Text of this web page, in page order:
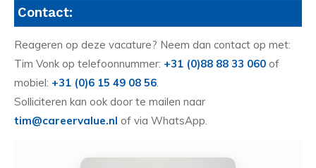
Contact:
Reageren op deze vacature? Neem dan contact op met:
Tim Vonk op telefoonnummer: +31 (0)88 88 33 060 of
mobiel: +31 (0)6 15 49 08 56.
Solliciteren kan ook door te mailen naar
tim@careervalue.nl of via WhatsApp.